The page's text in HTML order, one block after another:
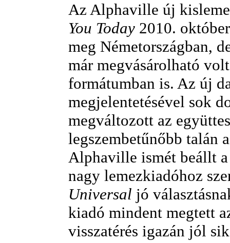
Az Alphaville új
You Today2010.
meg Németországban,
már megvásárolható
formátumban is. Az új
megjelentetésével sok
megváltozott az
legszembetűnőbb talán
Alphaville ismét beállt a
nagy lemezkiadóhoz
Universal jó
kiadó mindent megtett
visszatérés igazán jól